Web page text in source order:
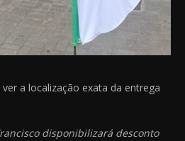
a localização exata da entrega
disponibilizará desconto